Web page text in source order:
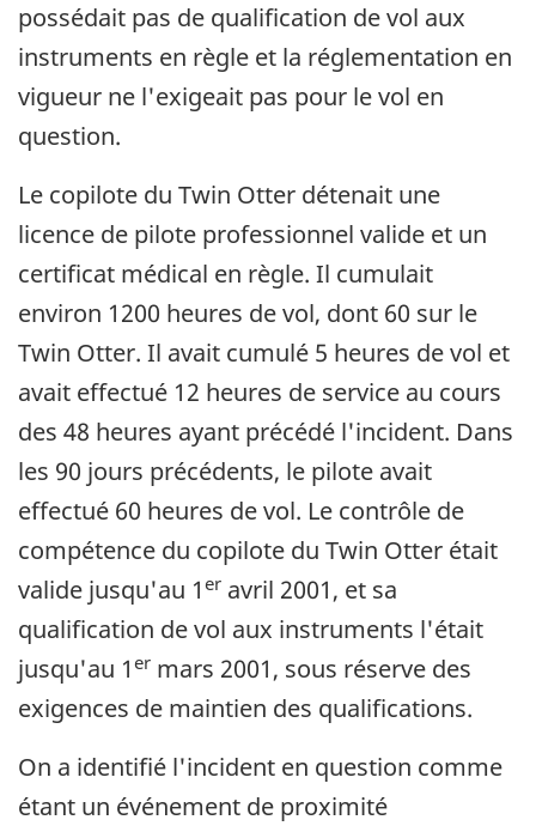
possédait pas de qualification de vol aux
instruments en règle et la réglementation en
vigueur ne l'exigeait pas pour le vol en
question.
Le copilote du Twin Otter détenait une
licence de pilote professionnel valide et un
certificat médical en règle. Il cumulait
environ 1200 heures de vol, dont 60 sur le
Twin Otter. Il avait cumulé 5 heures de vol et
avait effectué 12 heures de service au cours
des 48 heures ayant précédé l'incident. Dans
les 90 jours précédents, le pilote avait
effectué 60 heures de vol. Le contrôle de
compétence du copilote du Twin Otter était
valide jusqu'au 1 er avril 2001, et sa
qualification de vol aux instruments l'était
jusqu'au 1 er mars 2001, sous réserve des
exigences de maintien des qualifications.
On a identifié l'incident en question comme
étant un événement de proximité